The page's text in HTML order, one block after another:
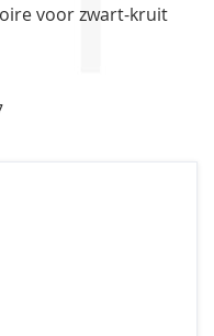
voor zwart-kruit